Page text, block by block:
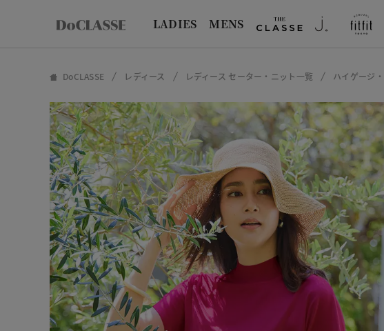
LADIES MENS
DoCLASSE レディース レディース セーター・ニット一覧 ハイゲージ